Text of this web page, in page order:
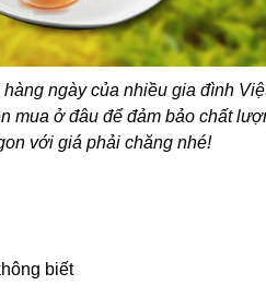
ngày của nhiều gia đình
mua ở đâu để đảm bảo chất
với giá phải chăng nhé!
biết